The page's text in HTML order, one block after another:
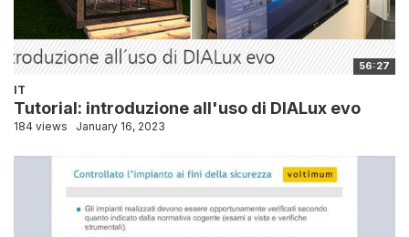
56:27
IT
Tutorial: introduzione all'uso di DIALux evo
184 views January 16, 2023